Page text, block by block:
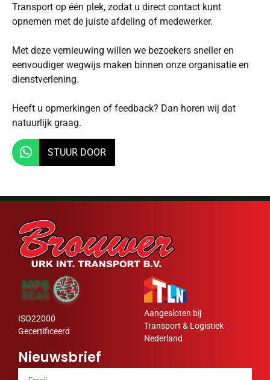
Transport op één plek, zodat u direct contact kunt
opnemen met de juiste afdeling of medewerker.
Met deze vernieuwing willen we bezoekers sneller en
eenvoudiger wegwijs maken binnen onze organisatie en
dienstverlening.
Heeft u opmerkingen of feedback? Dan horen wij dat
natuurlijk graag.
STUUR DOOR
ISO22000
Gecertificeerd
Aangesloten bij
Transport & Logistiek
Nederland
Nieuwsbrief